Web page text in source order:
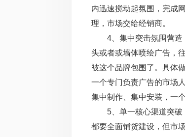
内迅速搅动起氛围，完成
理，市场交给经销商。
4、集中突击氛围营造：
头或者或墙体喷绘广告，
被这个品牌包围了。具体
一个专门负责广告的市场
集中制作、集中安装，一
5、单一核心渠道突破，
都要全面铺货建设，但市